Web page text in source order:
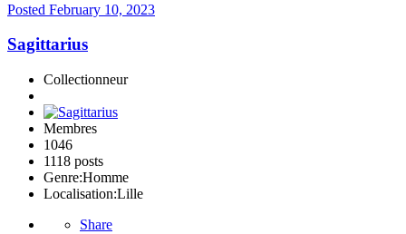
Posted February 10, 2023
Sagittarius
Collectionneur
Membres
1046
1118 posts
Genre:Homme
Localisation:Lille
Share